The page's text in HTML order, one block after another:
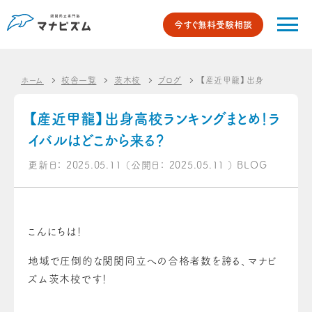
今すぐ無料受験相談
ホーム 校舎一覧 茨木校 ブログ 【産近甲龍】出身高校ランキ
【産近甲龍】出身高校ランキングまとめ！ラ
イバルはどこから来る？
更新日： 2025.05.11 （公開日： 2025.05.11 ） BLOG
こんにちは！
地域で圧倒的な関関同立への合格者数を誇る、マナビ
ズム茨木校です！